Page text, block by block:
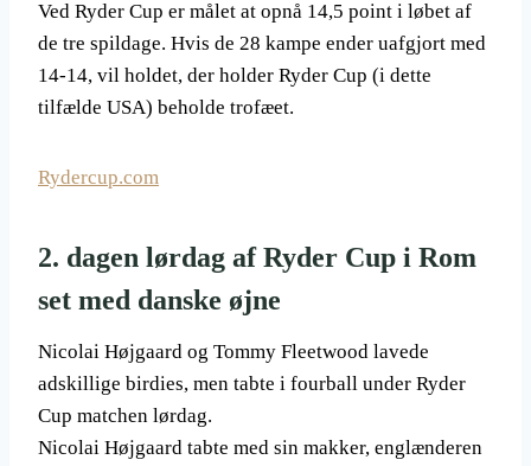
Ved Ryder Cup er målet at opnå 14,5 point i løbet af
de tre spildage. Hvis de 28 kampe ender uafgjort med
14-14, vil holdet, der holder Ryder Cup (i dette
tilfælde USA) beholde trofæet.
Rydercup.com
2. dagen lørdag af Ryder Cup i Rom
set med danske øjne
Nicolai Højgaard og Tommy Fleetwood lavede
adskillige birdies, men tabte i fourball under Ryder
Cup matchen lørdag.
Nicolai Højgaard tabte med sin makker, englænderen